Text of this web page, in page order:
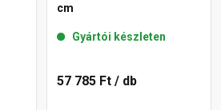
cm
Gyártói készleten
57 785 Ft / db